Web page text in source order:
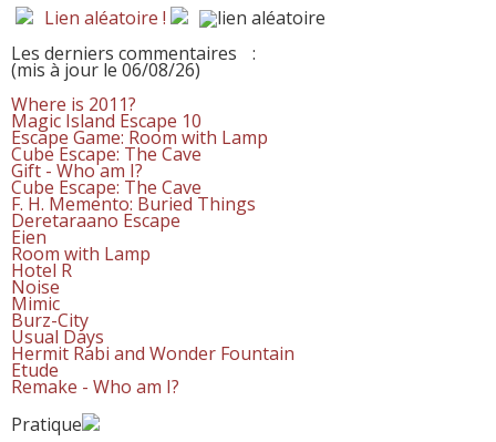
Lien aléatoire !
Les derniers commentaires
:
(mis à jour le 06/08/26)
Where is 2011?
Magic Island Escape 10
Escape Game: Room with Lamp
Cube Escape: The Cave
Gift - Who am I?
Cube Escape: The Cave
F. H. Memento: Buried Things
Deretaraano Escape
Eien
Room with Lamp
Hotel R
Noise
Mimic
Burz-City
Usual Days
Hermit Rabi and Wonder Fountain
Etude
Remake - Who am I?
Pratique